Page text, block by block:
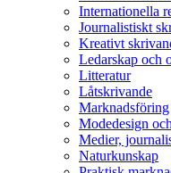
Internationella
Journalistiskt
Kreativt
Ledarskap och
Litteratur
Låtskrivande
Marknadsföring
Modedesign
Medier,
Naturkunskap